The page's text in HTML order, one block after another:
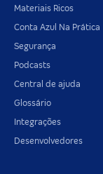
Materiais Ricos
Conta Azul Na Prática
Segurança
Podcasts
Central de ajuda
Glossário
Integrações
Desenvolvedores